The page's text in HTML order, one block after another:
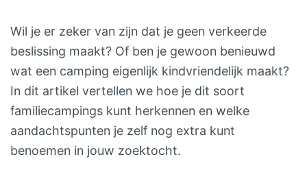
Wil je er zeker van zijn dat je geen verkeerde
beslissing maakt? Of ben je gewoon benieuwd
wat een camping eigenlijk kindvriendelijk maakt?
In dit artikel vertellen we hoe je dit soort
familiecampings kunt herkennen en welke
aandachtspunten je zelf nog extra kunt
benoemen in jouw zoektocht.